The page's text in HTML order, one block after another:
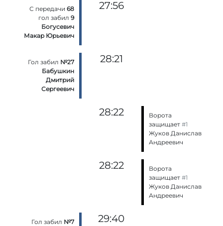
С передачи68
гол забил9
Богусевич
Макар Юрьевич
27:56
Гол забил №27
Бабушкин
Дмитрий
Сергеевич
28:21
28:22
Ворота
защищает #1
Жуков Данислав
Андреевич
28:22
Ворота
защищает #1
Жуков Данислав
Андреевич
Гол забил №7
29:40